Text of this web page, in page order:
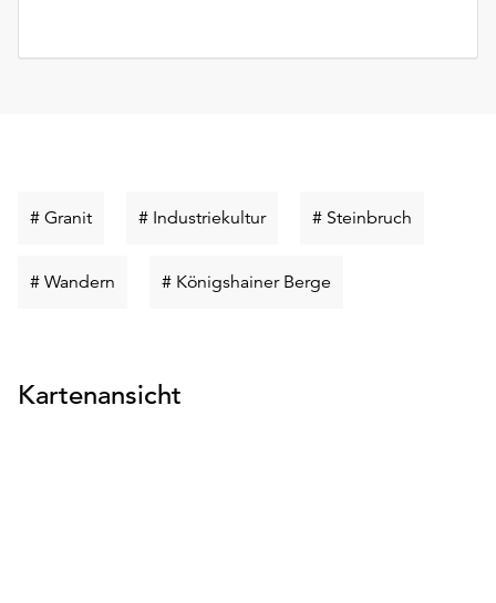
# GranitSchlüsselwort
# IndustriekulturSchlüsselwort
# Steinbruch
# Wandern Schlüsselwort
# Königshainer Berge
Kartenansicht